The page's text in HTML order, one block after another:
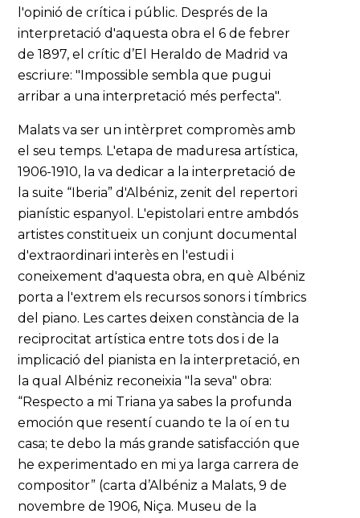
l'opinió de crítica i públic. Després de la
interpretació d'aquesta obra el 6 de febrer
de 1897, el crític d’El Heraldo de Madrid va
escriure: "Impossible sembla que pugui
arribar a una interpretació més perfecta".
Malats va ser un intèrpret compromès amb
el seu temps. L'etapa de maduresa artística,
1906-1910, la va dedicar a la interpretació de
la suite “Iberia” d'Albéniz, zenit del repertori
pianístic espanyol. L'epistolari entre ambdós
artistes constitueix un conjunt documental
d'extraordinari interès en l'estudi i
coneixement d'aquesta obra, en què Albéniz
porta a l'extrem els recursos sonors i tímbrics
del piano. Les cartes deixen constància de la
reciprocitat artística entre tots dos i de la
implicació del pianista en la interpretació, en
la qual Albéniz reconeixia "la seva" obra:
“Respecto a mi Triana ya sabes la profunda
emoción que resentí cuando te la oí en tu
casa; te debo la más grande satisfacción que
he experimentado en mi ya larga carrera de
compositor” (carta d’Albéniz a Malats, 9 de
novembre de 1906, Niça. Museu de la